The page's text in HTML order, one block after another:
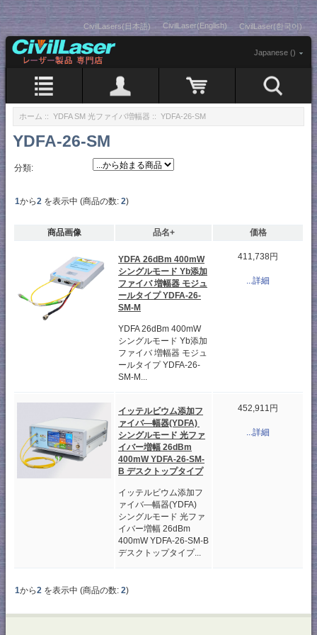
CivilLasers(日本語) CivilLaser(English) CivilLaser(한국어)
Japanese ()
ホーム :: YDFA SM 光ファイバ増幅器 :: YDFA-26-SM
YDFA-26-SM
分類:
1から2 を表示中 (商品の数: 2)
商品画像 品名+ 価格
YDFA 26dBm 400mW
シングルモード Yb添加
ファイバ 増幅器 モジュ
ールタイプ YDFA-26-
SM-M
YDFA 26dBm 400mW
シングルモード Yb添加
ファイバ 増幅器 モジュ
ールタイプ YDFA-26-
SM-M...
411,738円
...詳細
イッテルビウム添加フ
ァイバ―幅器(YDFA)
シングルモード 光ファ
イバー増幅 26dBm
400mW YDFA-26-SM-
B デスクトップタイプ
イッテルビウム添加フ
ァイバ―幅器(YDFA)
シングルモード 光ファ
イバー増幅 26dBm
400mW YDFA-26-SM-B
デスクトップタイプ...
452,911円
...詳細
1から2 を表示中 (商品の数: 2)